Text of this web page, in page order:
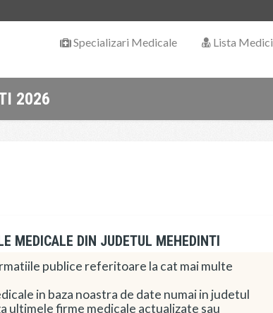
Specializari Medicale Lista Medici
2026
MEDICALE DIN JUDETUL MEHEDINTI
publice referitoare la cat mai multe
in baza noastra de date numai in judetul
ultimele firme medicale actualizate sau